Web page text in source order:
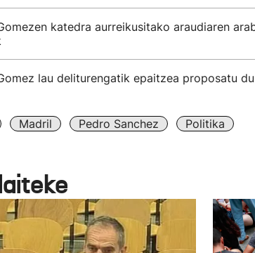
katedra aurreikusitako araudiaren
lau deliturengatik epaitzea proposatu
Madril Pedro Sanchez Politika